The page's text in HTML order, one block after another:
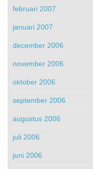
februari 2007
januari 2007
december 2006
november 2006
oktober 2006
september 2006
augustus 2006
juli 2006
juni 2006